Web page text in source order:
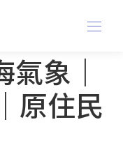
象｜
原住民